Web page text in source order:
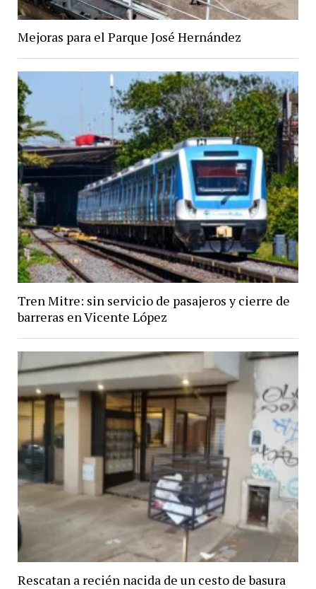
Mejoras para el Parque José Hernández
Tren Mitre: sin servicio de pasajeros y cierre de
barreras en Vicente López
Rescatan a recién nacida de un cesto de basura